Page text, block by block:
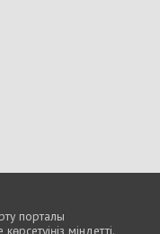
порталы
міндетті.